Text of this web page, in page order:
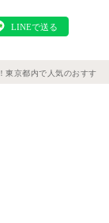
東京都内で人気のおすすめ